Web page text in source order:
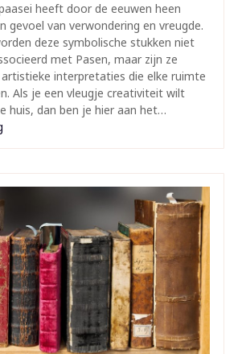
heeft door de eeuwen heen
gevoel van verwondering en vreugde.
deze symbolische stukken niet
met Pasen, maar zijn ze
interpretaties die elke ruimte
Als je een vleugje creativiteit wilt
huis, dan ben je hier aan het…